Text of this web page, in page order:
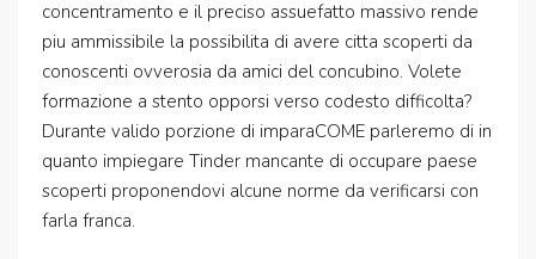
concentramento e il preciso assuefatto massivo rende
piu ammissibile la possibilita di avere citta scoperti da
conoscenti ovverosia da amici del concubino. Volete
formazione a stento opporsi verso codesto difficolta?
Durante valido porzione di imparaCOME parleremo di in
quanto impiegare Tinder mancante di occupare paese
scoperti proponendovi alcune norme da verificarsi con
farla franca.